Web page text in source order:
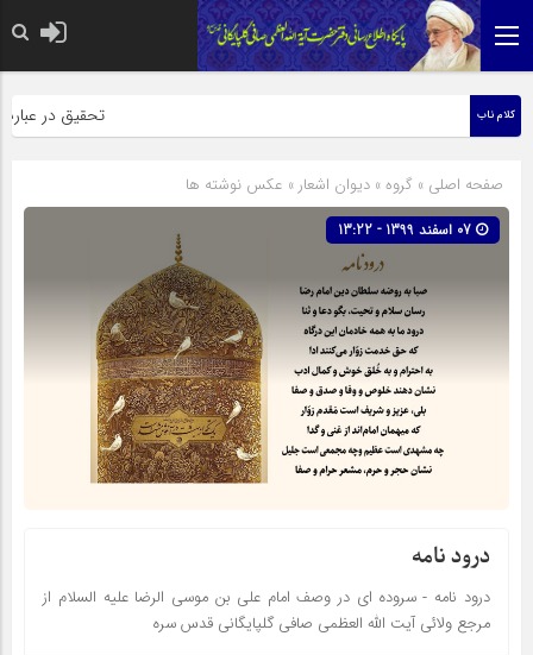
کلام ناب تحقیق در عبارت
صفحه اصلی » گروه » دیوان اشعار » عکس نوشته ها
درود نامه
درود نامه - سروده ای در وصف امام علی بن موسی الرضا علیه السلام از
مرجع ولائی آیت الله العظمی صافی گلپایگانی قدس سره